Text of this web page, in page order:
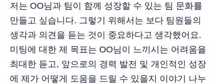
저는 OO님과 팀이 함께 성장할 수 있는 팀 문화를
만들고 싶습니다. 그렇기 위해서는 보다 팀원들의
생각과 의견을 듣는 것이 중요하다고 생각했어요.
미팅에 대한 제 목표는 OO님이 느끼시는 어려움을
최대한 듣고, 앞으로의 경력 발전 및 개인적인 성장
에 제가 어떻게 도움을 드릴 수 있을지 이야기 나누